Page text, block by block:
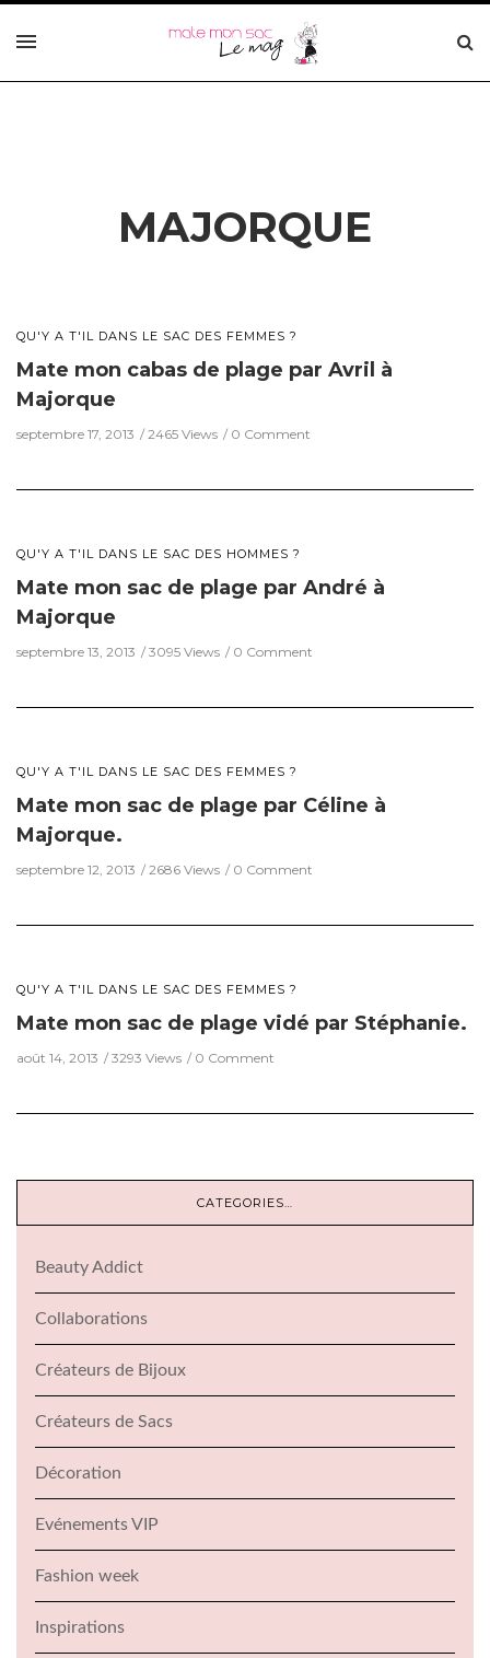
MAJORQUE
QU'Y A T'IL DANS LE SAC DES FEMMES ?
Mate mon cabas de plage par Avril à
Majorque
septembre 17, 2013 2465 Views 0 Comment
QU'Y A T'IL DANS LE SAC DES HOMMES ?
Mate mon sac de plage par André à
Majorque
septembre 13, 2013 3095 Views 0 Comment
QU'Y A T'IL DANS LE SAC DES FEMMES ?
Mate mon sac de plage par Céline à
Majorque.
septembre 12, 2013 2686 Views 0 Comment
QU'Y A T'IL DANS LE SAC DES FEMMES ?
Mate mon sac de plage vidé par Stéphanie.
août 14, 2013 3293 Views 0 Comment
CATEGORIES…
Beauty Addict
Collaborations
Créateurs de Bijoux
Créateurs de Sacs
Décoration
Evénements VIP
Fashion week
Inspirations